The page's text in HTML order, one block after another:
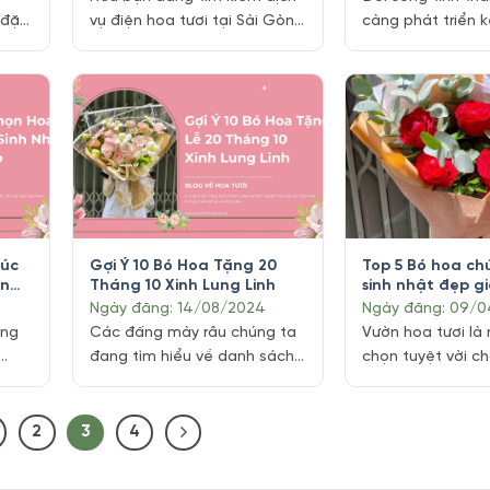
vụ điện hoa tươi tại Sài Gòn
và chất lượng, bài viết này
sẽ là cẩm nang hữu ích dành
cho bạn. Sài Gòn, một thành
phố năng động và tràn đầy
sức sống, luôn biết cách trân
trọng những món quà tinh [...]
càng phát triển
ba mẹ cũng
trẻ quan tâm và
tìm kiếm hoa vu
lòng báo hiếu và
khoẻ đến đấng
Vườn Hoa Tươi
rằng công ơn [...]
Gợi Ý 10 Bó Hoa Tặng 20
Tháng 10 Xinh Lung Linh
Ngày đăng: 14/08/2024
Các đấng mày râu chúng ta
đang tìm hiểu về danh sách
thương cho người Phụ nữ Việt
Nam phải không nào. Hãy
Top 5 Bó hoa
sinh nhật đẹp
Ngày đăng: 09/
Vườn hoa tươi là
chọn tuyệt vời
2 3 4